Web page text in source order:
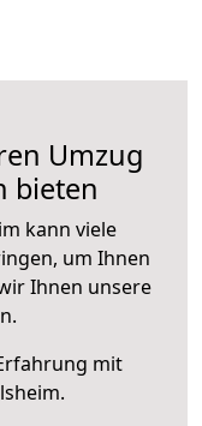
Umzug
bieten
kann viele
um Ihnen
Ihnen unsere
mit
.